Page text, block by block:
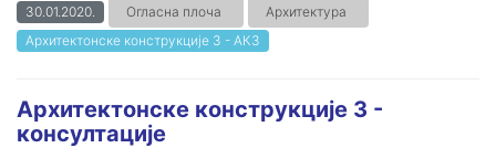
30.01.2020. Огласна плоча
Архитектура
Архитектонске конструкције 3 - АК3
Архитектонске конструкције 3 -
консултације